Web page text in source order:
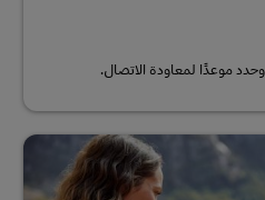
موعدًا لمعاودة الاتصال.